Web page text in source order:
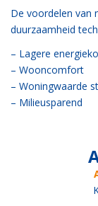
De voordelen van
duurzaamheid
– Lagere
– Wooncomfort
– Woningwaarde
– Milieusparend